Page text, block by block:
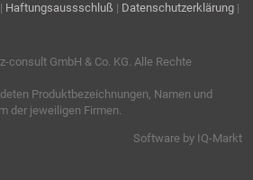
| Haftungsaussschluß | Datenschutzerklärung |
consult GmbH & Co. KG. Alle Rechte
Produktbezeichnungen, Namen und
der jeweiligen Firmen.
Software by IQ-Markt